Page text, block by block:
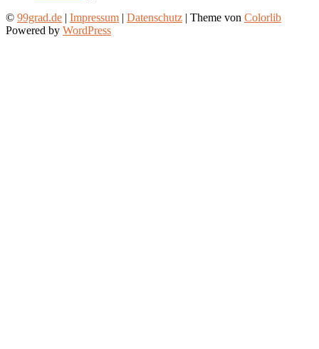
© 99grad.de | Impressum | Datenschutz | Theme von Colorlib
Powered by WordPress